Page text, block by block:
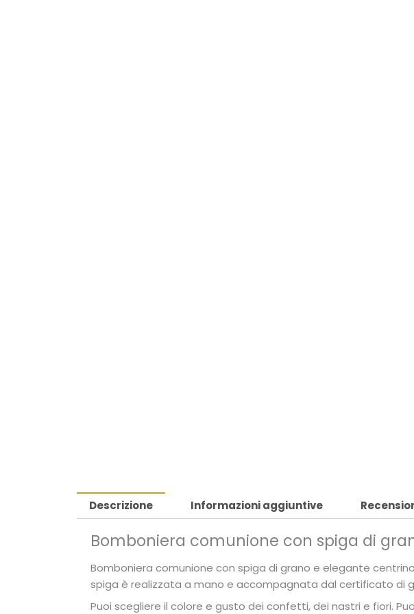
Descrizione Informazioni aggiuntive
Bomboniera comunione con spiga di
Bomboniera comunione con spiga di grano e elegante
spiga è realizzata a mano e accompagnata dal certificato di
Puoi scegliere il colore e gusto dei confetti, dei nastri e fiori.